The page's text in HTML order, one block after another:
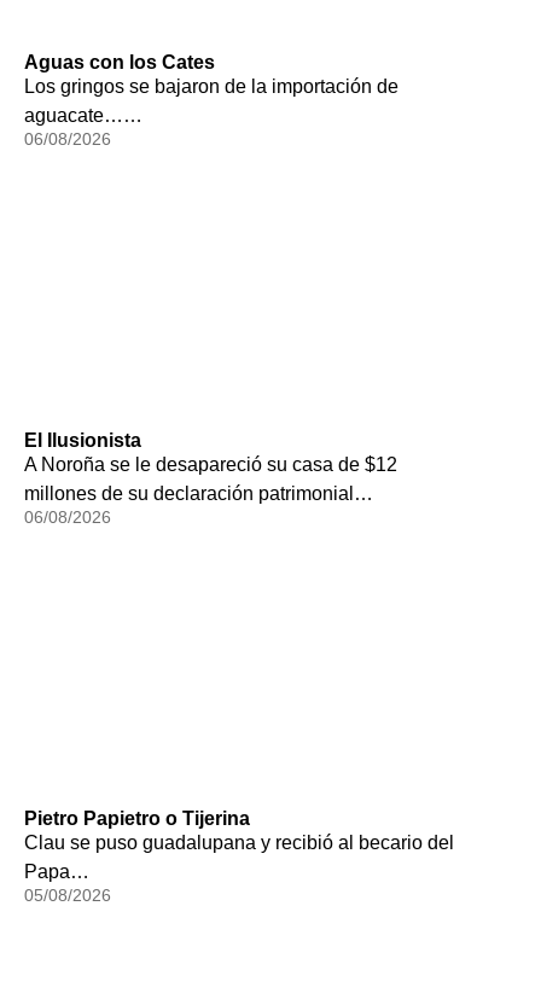
Aguas con los Cates
Los gringos se bajaron de la importación de
aguacate……
06/08/2026
El Ilusionista
A Noroña se le desapareció su casa de $12
millones de su declaración patrimonial…
06/08/2026
Pietro Papietro o Tijerina
Clau se puso guadalupana y recibió al becario del
Papa…
05/08/2026